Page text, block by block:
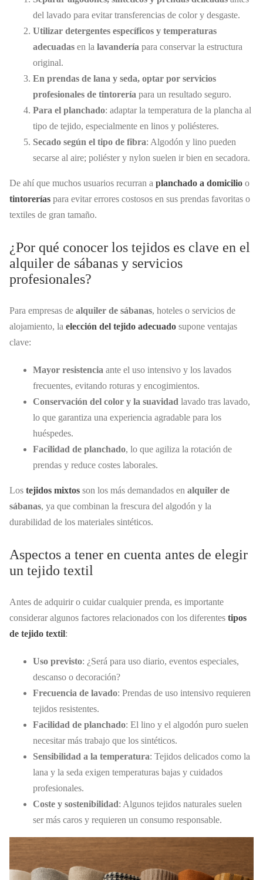
del lavado para evitar transferencias de color y desgaste.
Utilizar detergentes específicos y temperaturas
adecuadas en la lavandería para conservar la estructura
original.
En prendas de lana y seda, optar por servicios
profesionales de tintorería para un resultado seguro.
Para el planchado: adaptar la temperatura de la plancha al
tipo de tejido, especialmente en linos y poliésteres.
Secado según el tipo de fibra: Algodón y lino pueden
secarse al aire; poliéster y nylon suelen ir bien en secadora.
De ahí que muchos usuarios recurran a planchado a domicilio o
tintorerías para evitar errores costosos en sus prendas favoritas o
textiles de gran tamaño.
¿Por qué conocer los tejidos es clave en el
alquiler de sábanas y servicios
profesionales?
Para empresas de alquiler de sábanas, hoteles o servicios de
alojamiento, la elección del tejido adecuado supone ventajas
clave:
Mayor resistencia ante el uso intensivo y los lavados
frecuentes, evitando roturas y encogimientos.
Conservación del color y la suavidad lavado tras lavado,
lo que garantiza una experiencia agradable para los
huéspedes.
Facilidad de planchado, lo que agiliza la rotación de
prendas y reduce costes laborales.
Los tejidos mixtos son los más demandados en alquiler de
sábanas, ya que combinan la frescura del algodón y la
durabilidad de los materiales sintéticos.
Aspectos a tener en cuenta antes de elegir
un tejido textil
Antes de adquirir o cuidar cualquier prenda, es importante
considerar algunos factores relacionados con los diferentes tipos
de tejido textil:
Uso previsto: ¿Será para uso diario, eventos especiales,
descanso o decoración?
Frecuencia de lavado: Prendas de uso intensivo requieren
tejidos resistentes.
Facilidad de planchado: El lino y el algodón puro suelen
necesitar más trabajo que los sintéticos.
Sensibilidad a la temperatura: Tejidos delicados como la
lana y la seda exigen temperaturas bajas y cuidados
profesionales.
Coste y sostenibilidad: Algunos tejidos naturales suelen
ser más caros y requieren un consumo responsable.